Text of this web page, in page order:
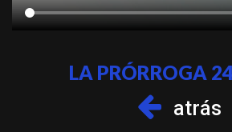
LA PRÓRROGA
atrás